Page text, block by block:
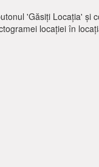
'Găsiți Locația' și
locației în